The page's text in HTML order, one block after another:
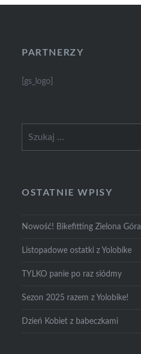
PARTNERZY
[gs_logo]
OSTATNIE WPISY
Nowość! Bikefitting Zielona Góra
Listopadowe ostatki z Yolobike
TYLKO panie po raz siódmy
Sezon 2025 razem z Yolobike!
Dzień Kobiet z babeczkami